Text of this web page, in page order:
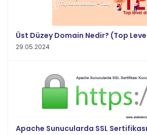
Üst Düzey Domain Nedir? (Top
29.05.2024
Apache Sunucularda SSL